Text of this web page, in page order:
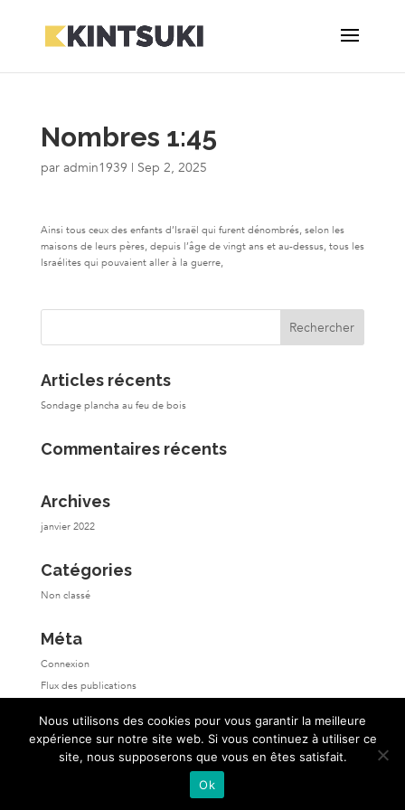
Nombres 1:45
par admin1939 | Sep 2, 2025
Ainsi tous ceux des enfants d’Israël qui furent dénombrés, selon les
maisons de leurs pères, depuis l’âge de vingt ans et au-dessus, tous les
Israélites qui pouvaient aller à la guerre,
Articles récents
Sondage plancha au feu de bois
Commentaires récents
Archives
janvier 2022
Catégories
Non classé
Méta
Connexion
Flux des publications
Site de WordPress-FR
Nous utilisons des cookies pour vous garantir la meilleure
expérience sur notre site web. Si vous continuez à utiliser ce
site, nous supposerons que vous en êtes satisfait.
Ok